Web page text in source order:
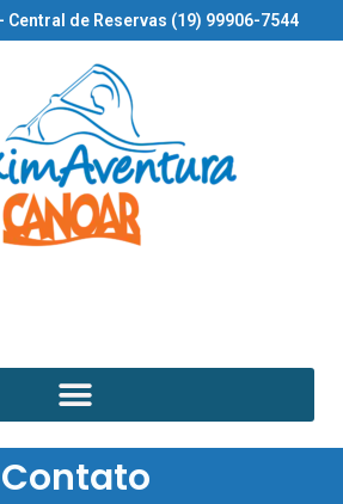
Central de Reservas (19) 99906-7544
Contato